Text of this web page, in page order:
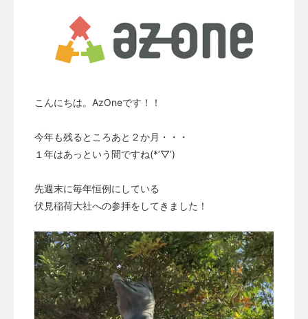
こんにちは。AzOneです！！
今年も残るところあと２か月・・・
１年はあっという間ですね(*’▽’)
先週末に毎年恒例にしている
伏見稲荷大社への参拝をしてきました！